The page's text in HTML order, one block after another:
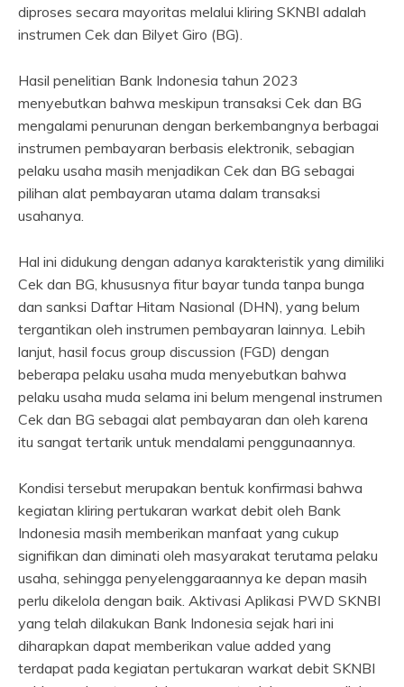
diproses secara mayoritas melalui kliring SKNBI adalah
instrumen Cek dan Bilyet Giro (BG).
Hasil penelitian Bank Indonesia tahun 2023
menyebutkan bahwa meskipun transaksi Cek dan BG
mengalami penurunan dengan berkembangnya berbagai
instrumen pembayaran berbasis elektronik, sebagian
pelaku usaha masih menjadikan Cek dan BG sebagai
pilihan alat pembayaran utama dalam transaksi
usahanya.
Hal ini didukung dengan adanya karakteristik yang dimiliki
Cek dan BG, khususnya fitur bayar tunda tanpa bunga
dan sanksi Daftar Hitam Nasional (DHN), yang belum
tergantikan oleh instrumen pembayaran lainnya. Lebih
lanjut, hasil focus group discussion (FGD) dengan
beberapa pelaku usaha muda menyebutkan bahwa
pelaku usaha muda selama ini belum mengenal instrumen
Cek dan BG sebagai alat pembayaran dan oleh karena
itu sangat tertarik untuk mendalami penggunaannya.
Kondisi tersebut merupakan bentuk konfirmasi bahwa
kegiatan kliring pertukaran warkat debit oleh Bank
Indonesia masih memberikan manfaat yang cukup
signifikan dan diminati oleh masyarakat terutama pelaku
usaha, sehingga penyelenggaraannya ke depan masih
perlu dikelola dengan baik. Aktivasi Aplikasi PWD SKNBI
yang telah dilakukan Bank Indonesia sejak hari ini
diharapkan dapat memberikan value added yang
terdapat pada kegiatan pertukaran warkat debit SKNBI